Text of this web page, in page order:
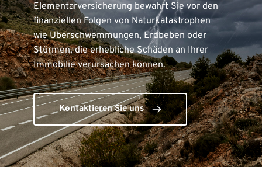
Elementarversicherung bewahrt Sie vor den
finanziellen Folgen von Naturkatastrophen
wie Überschwemmungen, Erdbeben oder
Stürmen, die erhebliche Schäden an Ihrer
Immobilie verursachen können.
Kontaktieren Sie uns